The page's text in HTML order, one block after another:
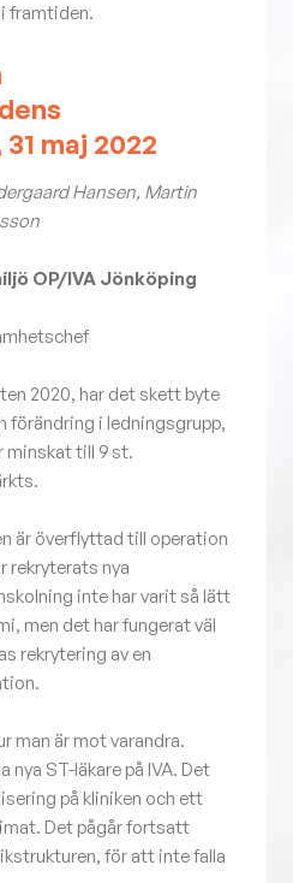
framtiden.
maj 2022
Hansen, Martin
OP/IVA Jönköping
2020, har det skett byte
förändring i ledningsgrupp,
minskat till 9 st.
är överflyttad till operation
rekryterats nya
inte har varit så lätt
men det har fungerat väl
rekrytering av en
man är mot varandra.
nya ST-läkare på IVA. Det
på kliniken och ett
Det pågår fortsatt
för att inte falla